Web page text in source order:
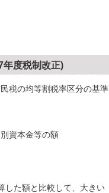
年度税制改正)
税の均等割税率区分の基準
資本金等の額
した額と比較して、大きい